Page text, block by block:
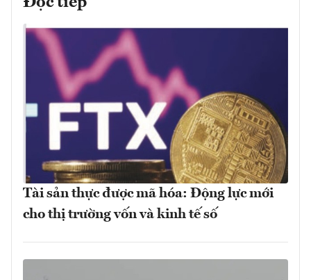
Tài sản thực được mã hóa: Động lực mới
cho thị trường vốn và kinh tế số